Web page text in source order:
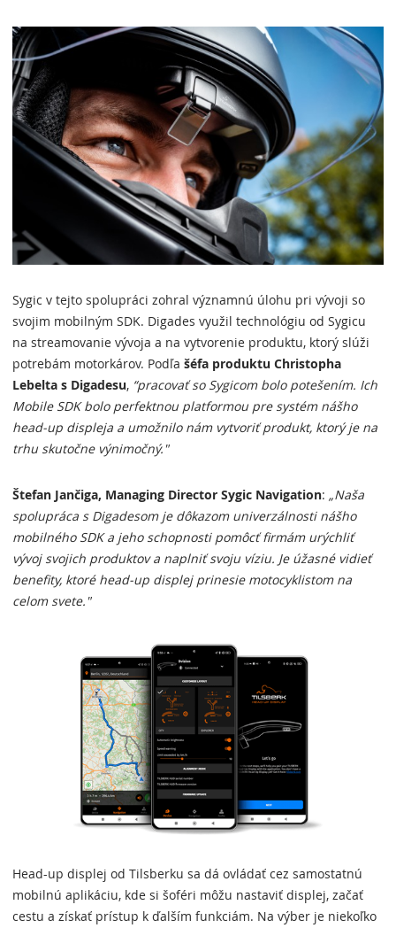
Sygic v tejto spolupráci zohral významnú úlohu pri vývoji so
svojim mobilným SDK. Digades využil technológiu od Sygicu
na streamovanie vývoja a na vytvorenie produktu, ktorý slúži
potrebám motorkárov. Podľa šéfa produktu Christopha
Lebelta s Digadesu, “pracovať so Sygicom bolo potešením. Ich
Mobile SDK bolo perfektnou platformou pre systém nášho
head-up displeja a umožnilo nám vytvoriť produkt, ktorý je na
trhu skutočne výnimočný."
Štefan Jančiga, Managing Director Sygic Navigation: „Naša
spolupráca s Digadesom je dôkazom univerzálnosti nášho
mobilného SDK a jeho schopnosti pomôcť firmám urýchliť
vývoj svojich produktov a naplniť svoju víziu. Je úžasné vidieť
benefity, ktoré head-up displej prinesie motocyklistom na
celom svete."
Head-up displej od Tilsberku sa dá ovládať cez samostatnú
mobilnú aplikáciu, kde si šoféri môžu nastaviť displej, začať
cestu a získať prístup k ďalším funkciám. Na výber je niekoľko